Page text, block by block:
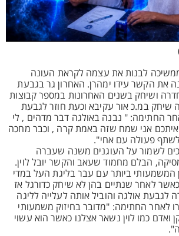
לבנות את עצמה לקראת העונה
את הקשר עידו ימהרן. האחרון גר בגבעת
ושיחק בשנים האחרונות במספר קבוצות
במ.כ אור עקיבא וכעת חוזר לגבעת
החתימה: " נבנה באולגה דבר מדהים , לי
איתכם אני שמח שזה באמת קרה , וכבר מחכה
פעולה עם אחי".
לשמור על העוגנים משנה שעברה
הבלם מחמוד שעאב והקשר יובל לוין.
ביותר עם עבר בליגת העל במדי
לאחר שנתיים בהן לא שיחק כדורגל אז
אולגה והוביל אותה לעלייה לליגה
לאחר החתימה: "מדובר בחיזוק משמעותי
כמו לוין נשאר אצלנו כאשר הוא עשוי